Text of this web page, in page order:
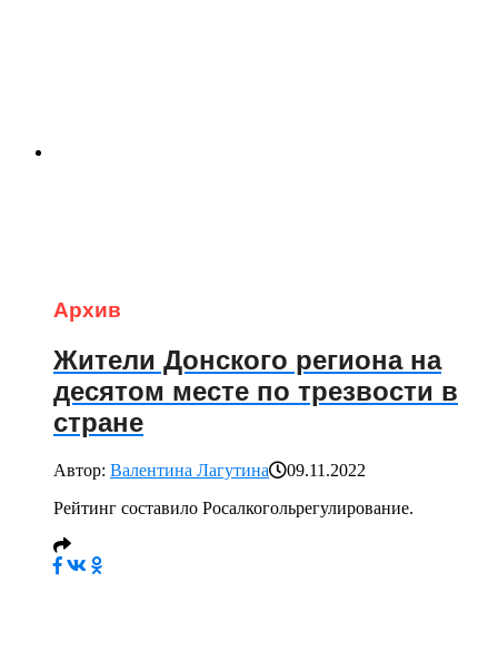
Архив
Жители Донского региона на
десятом месте по трезвости в
стране
Автор: Валентина Лагутина
09.11.2022
Рейтинг составило Росалкогольрегулирование.